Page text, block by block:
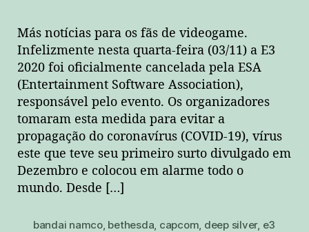
Más notícias para os fãs de videogame.
Infelizmente nesta quarta-feira (03/11) a E3
2020 foi oficialmente cancelada pela ESA
(Entertainment Software Association),
responsável pelo evento. Os organizadores
tomaram esta medida para evitar a
propagação do coronavírus (COVID-19), vírus
este que teve seu primeiro surto divulgado em
Dezembro e colocou em alarme todo o
mundo. Desde […]
bandai namco, bethesda capcom deep silver, e3